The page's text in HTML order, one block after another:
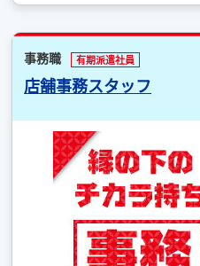
事務職 有期派遣社員
店舗事務スタッフ